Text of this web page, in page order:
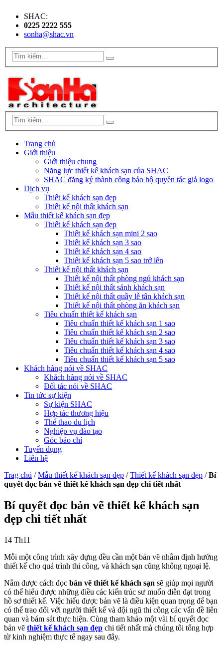
SHAC:
0225 2222 555
sonha@shac.vn
Trang chủ
Giới thiệu
Giới thiệu chung
Năng lực thiết kế khách sạn của SHAC
SHAC đăng ký thành công bảo hộ quyền tác giả logo
Dịch vụ
Thiết kế khách sạn đẹp
Thiết kế nội thất khách sạn
Mẫu thiết kế khách sạn đẹp
Thiết kế khách sạn đẹp
Thiết kế khách sạn mini 2 sao
Thiết kế khách sạn 3 sao
Thiết kế khách sạn 4 sao
Thiết kế khách sạn 5 sao trở lên
Thiết kế nội thất khách sạn
Thiết kế nội thất phòng ngủ khách sạn
Thiết kế nội thất sảnh khách sạn
Thiết kế nội thất quầy lễ tân khách sạn
Thiết kế nội thất phòng ăn khách sạn
Tiêu chuẩn thiết kế khách sạn
Tiêu chuẩn thiết kế khách sạn 1 sao
Tiêu chuẩn thiết kế khách sạn 2 sao
Tiêu chuẩn thiết kế khách sạn 3 sao
Tiêu chuẩn thiết kế khách sạn 4 sao
Tiêu chuẩn thiết kế khách sạn 5 sao
Khách hàng nói về SHAC
Khách hàng nói về SHAC
Đối tác nói về SHAC
Tin tức sự kiện
Sự kiện SHAC
Hợp tác thương hiệu
Thể thao du lịch
Nghiệp vụ đào tạo
Góc báo chí
Tuyển dụng
Liên hệ
Trag chủ /Mẫu thiết kế khách sạn đẹp /Thiết kế khách sạn đẹp /Bí
quyết đọc bản vẽ thiết kế khách sạn đẹp chi tiết nhất
Bí quyết đọc bản vẽ thiết kế khách sạn
đẹp chi tiết nhất
14 Th11
Mỗi một công trình xây dựng đều cần một bản vẽ nhằm định hướng
thiết kế cho quá trình thi công, và khách sạn cũng không ngoại lệ.
Nắm được cách đọc bản vẽ thiết kế khách sạn sẽ giúp mọi người
có thể hiểu được những điều các kiến trúc sư muốn diễn đạt trong
hồ sơ thiết kế. Việc hiểu được bản vẽ là điều kiện quan trọng để bạn
có thể trao đổi với người thiết kế và đội ngũ thi công các vấn đề liên
quan và bám sát thực hiện. Cùng tham khảo một vài bí quyết đọc
bản vẽ thiết kế khách sạn đẹp chi tiết nhất mà chúng tôi tổng hợp
từ kinh nghiệm thực tế ngay sau đây.